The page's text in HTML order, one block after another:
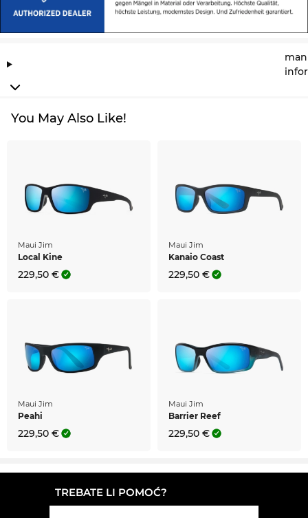
You May Also Like!
Maui Jim
Local Kine
229,50 €
Maui Jim
Kanaio Coast
229,50 €
Maui Jim
Peahi
229,50 €
Maui Jim
Barrier Reef
229,50 €
TREBATE LI POMOĆ?